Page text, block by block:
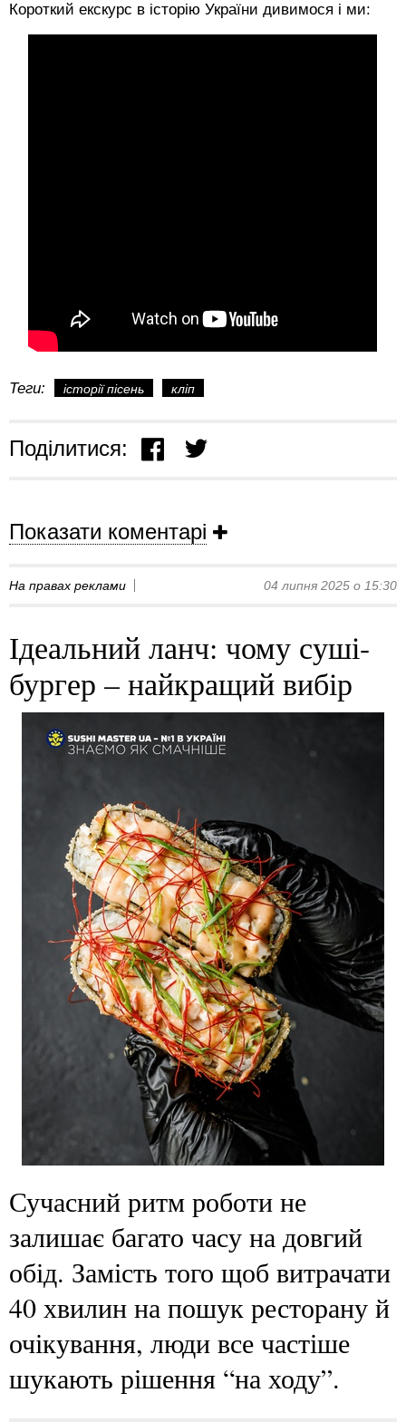
Короткий екскурс в історію України дивимося і ми:
Теги: історії пісень кліп
Поділитися:
Показати коментарі
На правах реклами 04 липня 2025 о 15:30
Ідеальний ланч: чому суші-
бургер – найкращий вибір
Сучасний ритм роботи не
залишає багато часу на довгий
обід. Замість того щоб витрачати
40 хвилин на пошук ресторану й
очікування, люди все частіше
шукають рішення “на ходу”.